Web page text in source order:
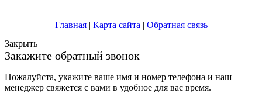
Главная| Карта сайта | Обратная связь
Закрыть
Закажите обратный звонок
Пожалуйста, укажите ваше имя и номер телефона и наш
менеджер свяжется с вами в удобное для вас время.